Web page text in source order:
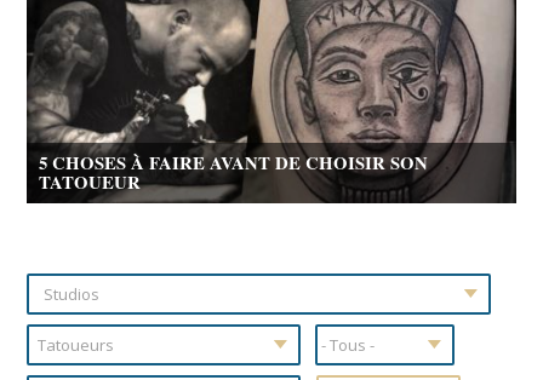
5 CHOSES À FAIRE AVANT DE CHOISIR SON
TATOUEUR